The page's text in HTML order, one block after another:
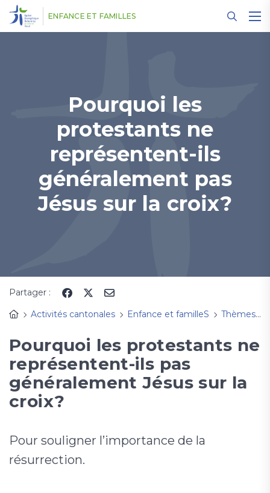
ENFANCE ET FAMILLES
Pourquoi les
protestants ne
représentent-ils
généralement pas
Jésus sur la croix?
Partager :
Activités cantonales
Enfance et familleS Thèmes, fêtes à découvrir
Pourquoi les protestants ne
représentent-ils pas
généralement Jésus sur la
croix?
Pour souligner l’importance de la
résurrection.
Panneau de gestion des cookies